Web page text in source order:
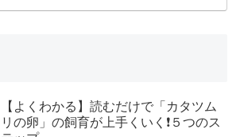
【よくわかる】読むだけで「カタツム
リの卵」の飼育が上手くいく❗️５つのス